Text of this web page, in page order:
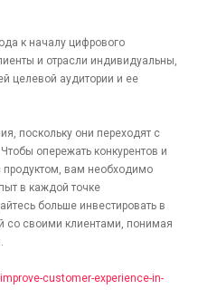
к началу цифрового
и отрасли индивидуальны,
целевой аудитории и ее
поскольку они переходят с
опережать конкурентов и
продуктом, вам необходимо
в каждой точке
больше инвестировать в
со своими клиентами, понимая
customer-experience-in-